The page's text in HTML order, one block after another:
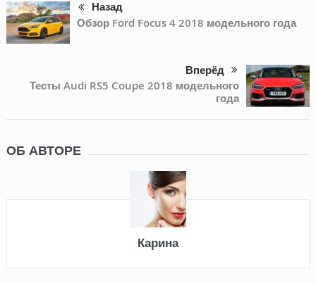
Назад
Обзор Ford Focus 4 2018 модельного года
Вперёд
Тесты Audi RS5 Coupe 2018 модельного
года
ОБ АВТОРЕ
Карина